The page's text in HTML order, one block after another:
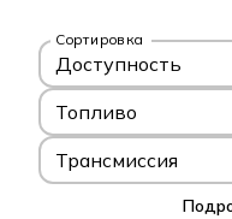
Сортировка
Доступность
Топливо
Трансмиссия